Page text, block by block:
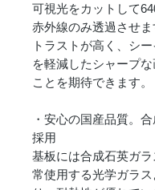
可視光をカットして
赤外線のみ透過させ
トラストが高く、シ
を軽減したシャープ
ことを期待できます。
・安心の国産品質。
採用
基板には合成石英ガ
常使用する光学ガラ